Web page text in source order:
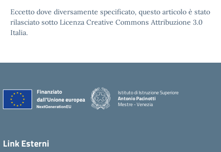
Eccetto dove diversamente specificato, questo articolo è stato
rilasciato sotto Licenza Creative Commons Attribuzione 3.0
Italia.
Istituto di Istruzione Superiore
Antonio Pacinotti
Mestre - Venezia
Link Esterni